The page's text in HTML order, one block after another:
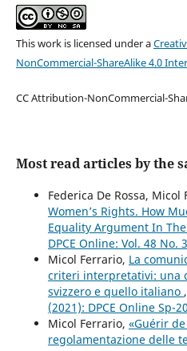
This work is licensed under a
NonCommercial-ShareAlike 4.0
CC Attribution-NonCommercial-
Most read articles by the
Federica De Rossa, Micol
Women’s Rights. How
Equality Argument In
DPCE Online: Vol. 48 No.
Micol Ferrario, La
criteri interpretativi: una
svizzero e quello italiano ,
(2021): DPCE Online Sp-
Micol Ferrario, «Guérir
regolamentazione delle